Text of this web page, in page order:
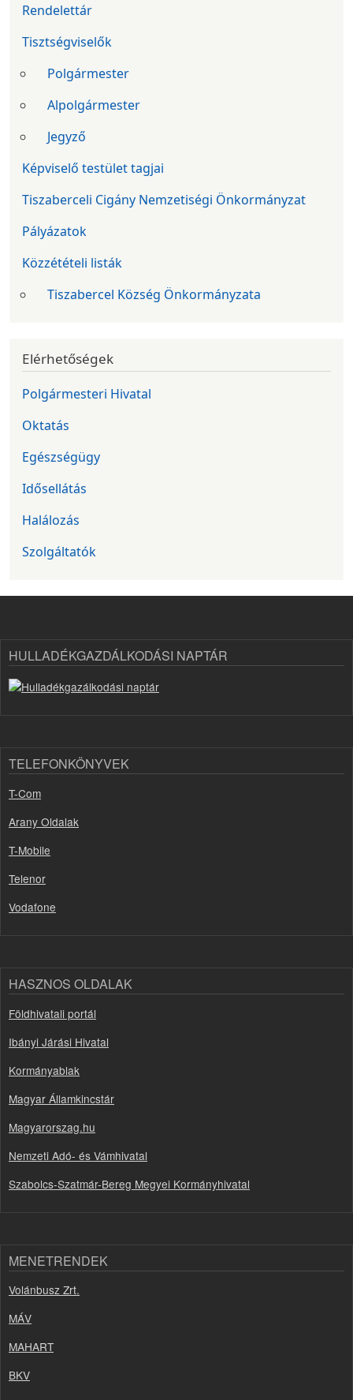
Rendelettár
Tisztségviselők
Polgármester
Alpolgármester
Jegyző
Képviselő testület tagjai
Tiszaberceli Cigány Nemzetiségi Önkormányzat
Pályázatok
Közzétételi listák
Tiszabercel Község Önkormányzata
Elérhetőségek
Polgármesteri Hivatal
Oktatás
Egészségügy
Idősellátás
Halálozás
Szolgáltatók
HULLADÉKGAZDÁLKODÁSI NAPTÁR
TELEFONKÖNYVEK
T-Com
Arany Oldalak
T-Mobile
Telenor
Vodafone
HASZNOS OLDALAK
Földhivatali portál
Ibányi Járási Hivatal
Kormányablak
Magyar Államkincstár
Magyarorszag.hu
Nemzeti Adó- és Vámhivatal
Szabolcs-Szatmár-Bereg Megyei Kormányhivatal
MENETRENDEK
Volánbusz Zrt.
MÁV
MAHART
BKV